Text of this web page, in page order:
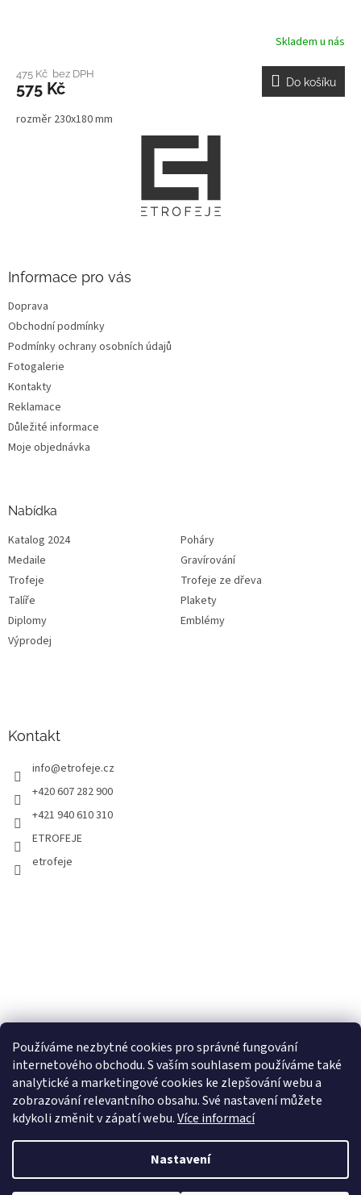
Používáme nezbytné cookies pro správné fungování
internetového obchodu. S vaším souhlasem používáme také
analytické a marketingové cookies ke zlepšování webu a
zobrazování relevantního obsahu. Své nastavení můžete
kdykoli změnit v zápatí webu.Více informací
Nastavení
Skladem u nás
475 Kč bez DPH
575 Kč Do košíku
rozměr 230x180 mm
Informace pro vás
Doprava
Obchodní podmínky
Podmínky ochrany osobních údajů
Fotogalerie
Kontakty
Reklamace
Důležité informace
Moje objednávka
Nabídka
Katalog 2024
Poháry
Medaile
Gravírování
Trofeje
Trofeje ze dřeva
Talíře
Plakety
Diplomy
Emblémy
Výprodej
Kontakt
info@etrofeje.cz
+420 607 282 900
+421 940 610 310
ETROFEJE
etrofeje